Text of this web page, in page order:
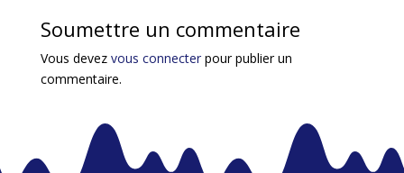
Soumettre un commentaire
Vous devez vous connecterpour publier un
commentaire.